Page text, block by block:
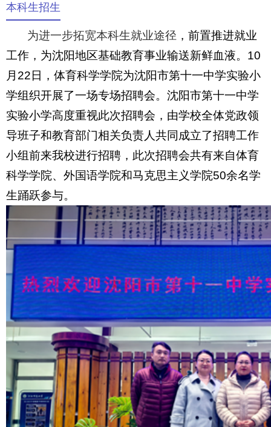
本科生招生
为进一步拓宽本科生就业途径 ，前置推进就业
工作，为沈阳地区基础教育事业输送新鲜血液。 10
月 22 日，体育科学学院为沈阳市第十一中学实验小
学组织开展了一场专场招聘会。沈阳市第十一中学
实验小学高度重视此次招聘会，由学校全体党政领
导班子和教育部门相关负责人共同成立了招聘工作
小组前来我校进行招聘，此次招聘会共有来自体育
科学学院、外国语学院和马克思主义学院50余名学
生踊跃参与。